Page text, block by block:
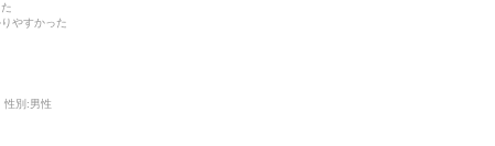
やすかった
性別:男性